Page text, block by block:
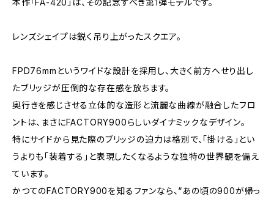
本作「FA-420」は、その記念すべき第1弾モデルです。
レンズシェイプは鋭く吊り上がったスクエア。
FPD76mmというワイドな設計を採用し、大きく前方へせり出し
たブリッジが圧倒的な存在感を放ちます。
奥行きを感じさせる立体的な造形と流麗な曲線が融合したフロ
ントは、まさにFACTORY900らしいダイナミックなデザイン。
特にサイドから見た際のブリッジの迫力は格別で、「掛ける」とい
うよりも「装着する」と表現したくなるような独特の世界観を備え
ています。
かつてのFACTORY900を知るファンなら、“あの頃の900が帰っ